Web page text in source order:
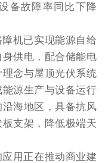
备故障率同比下降
机已实现能源自给
供电，配合储能电
念与屋顶光伏系统
源生产与设备运行
海地区，具备抗风
支架，降低极端天
用正在推动商业建